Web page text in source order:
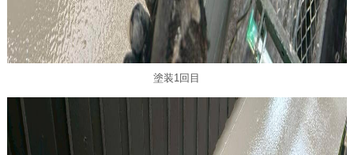
塗装1回目